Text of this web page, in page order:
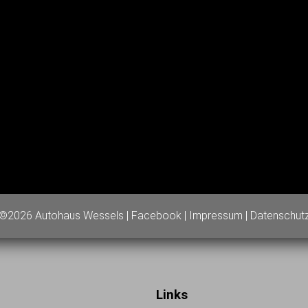
©2026 Autohaus Wessels | Facebook| Impressum
Links